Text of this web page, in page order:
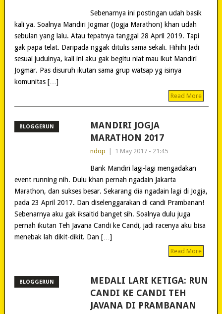
Sebenarnya ini postingan udah basik
kali ya. Soalnya Mandiri Jogmar (Jogja Marathon) khan udah
sebulan yang lalu. Atau tepatnya tanggal 28 April 2019. Tapi
gak papa telat. Daripada nggak ditulis sama sekali. Hihihi Jadi
sesuai judulnya, kali ini aku gak begitu niat mau ikut Mandiri
Jogmar. Pas disuruh ikutan sama grup watsap yg isinya
komunitas […]
Read More
BLOGGERUN
MANDIRI JOGJA
MARATHON 2017
ndop 1 May 2017 - 21:45
Bank Mandiri lagi-lagi mengadakan
event running nih. Dulu khan pernah ngadain Jakarta
Marathon, dan sukses besar. Sekarang dia ngadain lagi di Jogja,
pada 23 April 2017. Dan diselenggarakan di candi Prambanan!
Sebenarnya aku gak iksaitid banget sih. Soalnya dulu juga
pernah ikutan Teh Javana Candi ke Candi, jadi racenya aku bisa
menebak lah dikit-dikit. Dan […]
Read More
BLOGGERUN
MEDALI LARI KETIGA: RUN
CANDI KE CANDI TEH
JAVANA DI PRAMBANAN